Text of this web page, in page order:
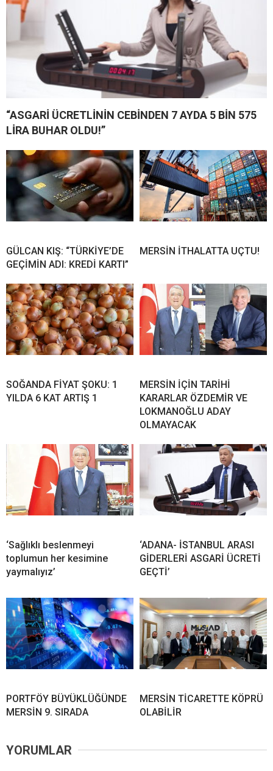
“ASGARİ ÜCRETLİNİN CEBİNDEN 7 AYDA 5 BİN 575
LİRA BUHAR OLDU!”
GÜLCAN KIŞ: “TÜRKİYE’DE
GEÇİMİN ADI: KREDİ KARTI”
MERSİN İTHALATTA UÇTU!
SOĞANDA FİYAT ŞOKU: 1
YILDA 6 KAT ARTIŞ 1
MERSİN İÇİN TARİHİ
KARARLAR ÖZDEMİR VE
LOKMANOĞLU ADAY
OLMAYACAK
‘Sağlıklı beslenmeyi
toplumun her kesimine
yaymalıyız’
‘ADANA- İSTANBUL ARASI
GİDERLERİ ASGARİ ÜCRETİ
GEÇTİ’
PORTFÖY BÜYÜKLÜĞÜNDE
MERSİN 9. SIRADA
MERSİN TİCARETTE KÖPRÜ
OLABİLİR
YORUMLAR